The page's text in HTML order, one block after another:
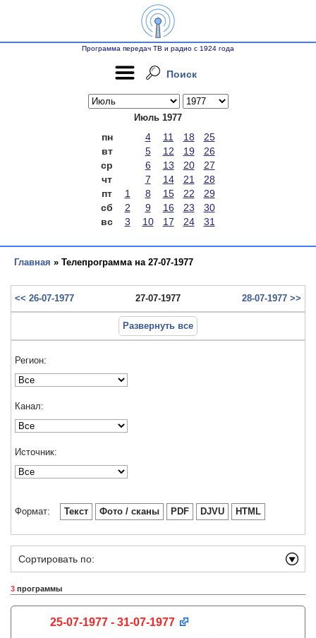
Программа передач ТВ и радио с 1924 года
Поиск
Июль 1977
пн 4 11 18
25
вт
5 12 19
26
ср
6 13 20
27
чт
7 14 21
28
пт
1 8 15 22
29
сб
2 9 16 23
30
вс
3 10 17 24 31
Главная » Телепрограмма на 27-07-1977
<< 26-07-1977 27-07-1977 28-07-1977 >>
Развернуть все
Регион:
Канал:
Источник:
Формат: Текст Фото / сканы PDF DJVU HTML
Сортировать по:
3 программы
25-07-1977 - 31-07-1977